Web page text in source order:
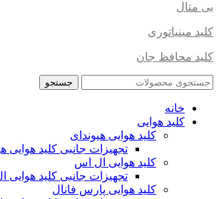
بی متال
کلید مینیاتوری
کلید محافظ جان
جستجو
خانه
کلید هوایی
کلید هوایی هیوندای
تجهیزات جانبی کلید هوایی
کلید هوایی ال اس
تجهیزات جانبی کلید هوایی
کلید هوایی پارس فانال